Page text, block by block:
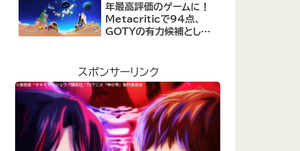
クション
年最高評価のゲームに！
Metacriticで94点、
GOTYの有力候補として
スポンサーリンク